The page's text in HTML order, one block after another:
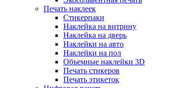
Печать наклеек
Стикерпаки
Наклейка на витрину
Наклейка на дверь
Наклейки на авто
Наклейки на пол
Объемные наклейки 3D
Печать стикеров
Печать этикеток